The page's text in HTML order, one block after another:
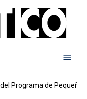
Programa de